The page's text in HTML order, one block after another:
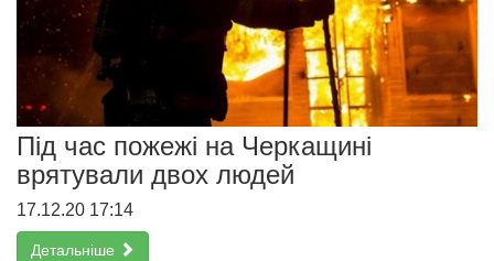
Під час пожежі на Черкащині
врятували двох людей
17.12.20 17:14
Детальніше